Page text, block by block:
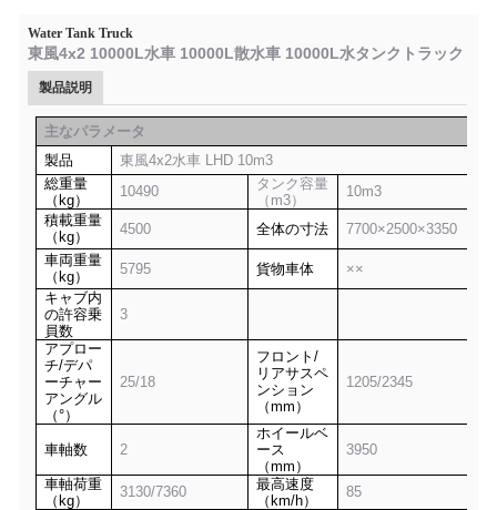
Water Tank Truck
東風4x2 10000L水車 10000L散水車 10000L水タンクトラック
製品説明
主なパラメータ
製品
東風4x2水車 LHD 10m3
総重量
（kg）
10490
タンク容量
（m3）
10m3
積載重量
（kg）
4500 全体の寸法
7700×2500×3350
車両重量
（kg）
5795 貨物車体
××
キャブ内
の許容乗
員数
3
アプロー
チ/デパ
ーチャー
アングル
（°）
25/18
フロント/
リアサスペ
ンション
（mm）
1205/2345
車軸数 2
ホイールベ
ース
（mm）
3950
車軸荷重
（kg）
3130/7360
最高速度
（km/h）
85